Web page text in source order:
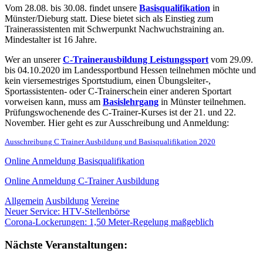
Vom 28.08. bis 30.08. findet unsere Basisqualifikation in
Münster/Dieburg statt. Diese bietet sich als Einstieg zum
Trainerassistenten mit Schwerpunkt Nachwuchstraining an.
Mindestalter ist 16 Jahre.
Wer an unsererC-Trainerausbildung Leistungssportvom 29.09.
bis 04.10.2020 im Landessportbund Hessen teilnehmen möchte und
kein viersemestriges Sportstudium, einen Übungsleiter-,
Sportassistenten- oder C-Trainerschein einer anderen Sportart
vorweisen kann, muss am Basislehrgang in Münster teilnehmen.
Prüfungswochenende des C-Trainer-Kurses ist der 21. und 22.
November. Hier geht es zur Ausschreibung und Anmeldung:
Ausschreibung C Trainer Ausbildung und Basisqualifikation 2020
Online Anmeldung Basisqualifikation
Online Anmeldung C-Trainer Ausbildung
AllgemeinAusbildung Vereine
Beitragsnavigation
Vorheriger
Beitrag:
Neuer Service: HTV-Stellenbörse
Nächster
Corona-Lockerungen: 1,50 Meter-Regelung maßgeblich
Nächste Veranstaltungen: